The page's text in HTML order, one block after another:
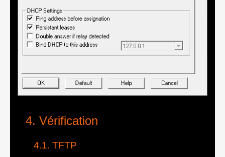
Vérification
TFTP